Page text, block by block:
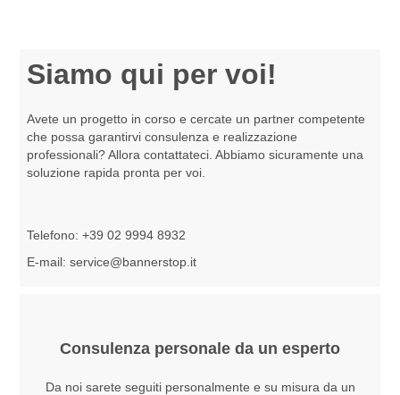
Siamo qui per voi!
Avete un progetto in corso e cercate un partner competente
che possa garantirvi consulenza e realizzazione
professionali? Allora contattateci. Abbiamo sicuramente una
soluzione rapida pronta per voi.
Telefono:+39 02 9994 8932
E-mail:service@bannerstop.it
Consulenza personale da un esperto
Da noi sarete seguiti personalmente e su misura da un